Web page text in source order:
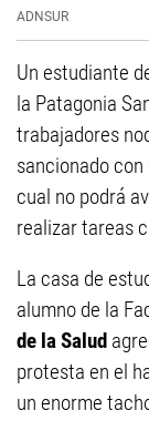
ADNSUR
Un estudiante
la Patagonia
trabajadores
sancionado
cual no podrá
realizar tareas
La casa de
alumno de la
de la Salud
protesta en el
un enorme